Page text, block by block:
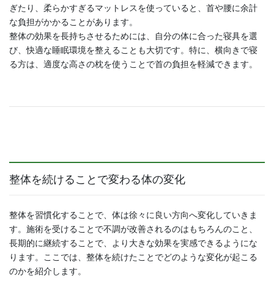
ぎたり、柔らかすぎるマットレスを使っていると、首や腰に余計
な負担がかかることがあります。
整体の効果を長持ちさせるためには、自分の体に合った寝具を選
び、快適な睡眠環境を整えることも大切です。特に、横向きで寝
る方は、適度な高さの枕を使うことで首の負担を軽減できます。
整体を続けることで変わる体の変化
整体を習慣化することで、体は徐々に良い方向へ変化していきま
す。施術を受けることで不調が改善されるのはもちろんのこと、
長期的に継続することで、より大きな効果を実感できるようにな
ります。ここでは、整体を続けたことでどのような変化が起こる
のかを紹介します。